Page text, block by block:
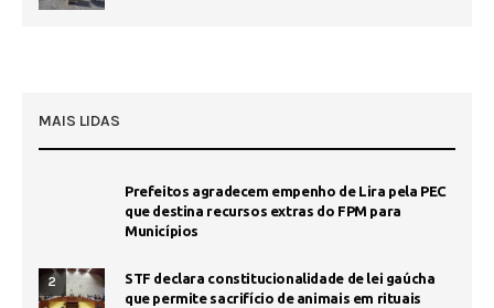
MAIS LIDAS
Prefeitos agradecem empenho de Lira pela PEC
que destina recursos extras do FPM para
Municípios
2
STF declara constitucionalidade de lei gaúcha
que permite sacrifício de animais em rituais